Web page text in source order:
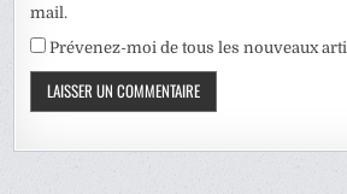
mail.
Prévenez-moi de tous les nouveaux